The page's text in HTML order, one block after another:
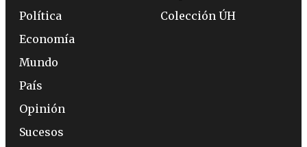
Política
Economía
Mundo
País
Opinión
Sucesos
Colección ÚH